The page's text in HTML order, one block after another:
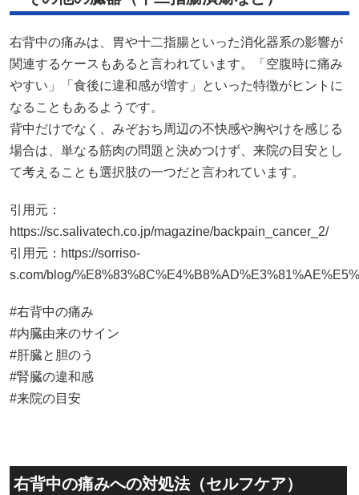
右背中の痛みは、胃や十二指腸といった消化器系の影響が
関連するケースもあると言われています。「空腹時に痛み
やすい」「食後に違和感が増す」といった特徴がヒントに
なることもあるようです。
背中だけでなく、みぞおち周辺の不快感や胸やけを感じる
場合は、単なる筋肉の問題と決めつけず、来院の目安とし
て考えることも選択肢の一つだと言われています。
引用元：
https://sc.salivatech.co.jp/magazine/backpain_cancer_2/
引用元： https://sorriso-
s.com/blog/
#右背中の痛み
#内臓由来のサイン
#肝臓と胆のう
#腎臓の違和感
#来院の目安
右背中の痛みへの対処法（セルフケア）